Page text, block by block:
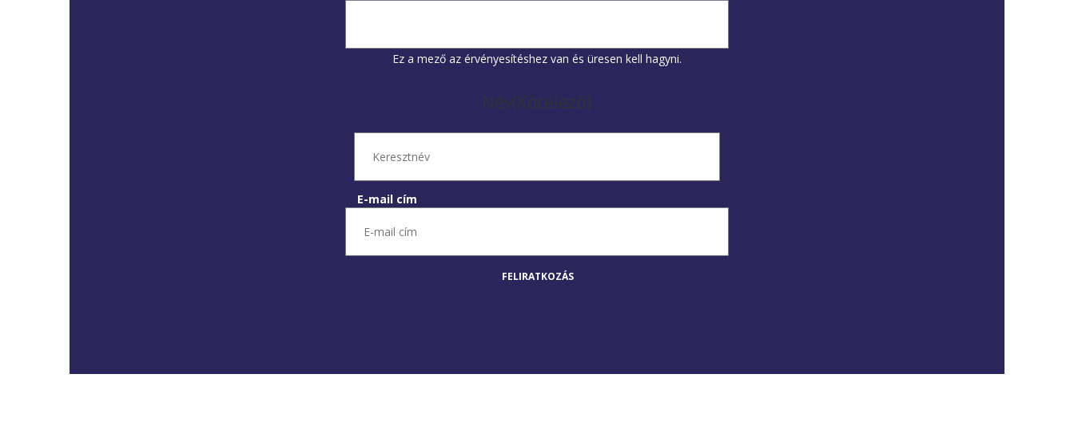
Ez a mező az érvényesítéshez van és üresen kell hagyni.
Név(Kötelező)
E-mail cím